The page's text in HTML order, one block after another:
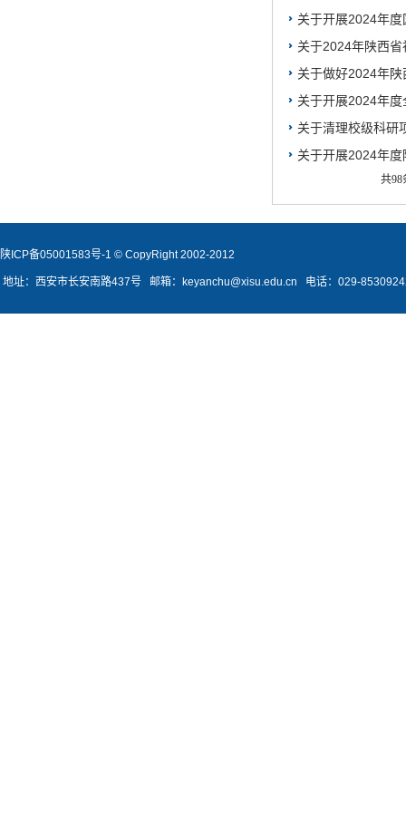
关于开展2024年
关于2024年陕西
关于做好2024年
关于开展2024年
关于清理校级科研
关于开展2024年
共98
陕ICP备05001583号-1 © CopyRight 2002-2012
地址：西安市长安南路437号 邮箱：keyanchu@xisu.edu.cn 电话：029-